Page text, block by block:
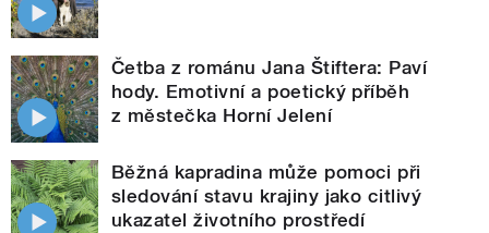
Četba z románu Jana Štiftera: Paví
hody. Emotivní a poetický příběh
z městečka Horní Jelení
Běžná kapradina může pomoci při
sledování stavu krajiny jako citlivý
ukazatel životního prostředí